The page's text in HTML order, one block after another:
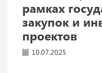
рамках
закупок и
проектов
10.07.2025